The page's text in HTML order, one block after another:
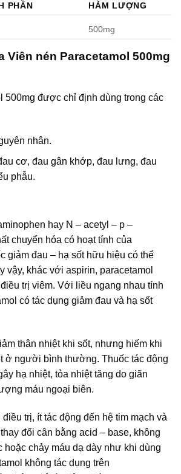
PHẦN HÀM LƯỢNG
500mg
Viên nén Paracetamol 500mg
500mg được chỉ định dùng trong các
nhân.
cơ, đau gân khớp, đau lưng, đau
phẫu.
hay N – acetyl – p –
chuyển hóa có hoạt tính của
giảm đau – hạ sốt hữu hiệu có thể
vậy, khác với aspirin, paracetamol
trị viêm. Với liều ngang nhau tính
có tác dụng giảm đau và hạ sốt
thân nhiệt khi sốt, nhưng hiếm khi
ở người bình thường. Thuốc tác động
hạ nhiệt, tỏa nhiệt tăng do giãn
máu ngoại biên.
trị, ít tác động đến hệ tim mạch và
đổi cân bằng acid – base, không
chảy máu dạ dày như khi dùng
không tác dụng trên